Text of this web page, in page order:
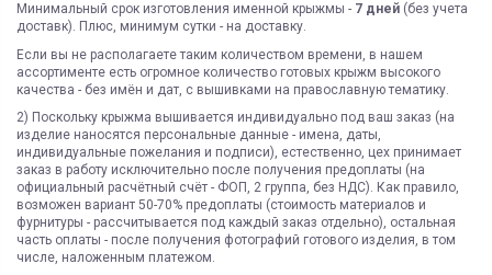
Минимальный срок изготовления именной крыжмы - 7 дней (без учета
доставк). Плюс, минимум сутки - на доставку.
Если вы не располагаете таким количеством времени, в нашем
ассортименте есть огромное количество готовых крыжм высокого
качества - без имён и дат, с вышивками на православную тематику.
2) Поскольку крыжма вышивается индивидуально под ваш заказ (на
изделие наносятся персональные данные - имена, даты,
индивидуальные пожелания и подписи), естественно, цех принимает
заказ в работу исключительно после получения предоплаты (на
официальный расчётный счёт - ФОП, 2 группа, без НДС). Как правило,
возможен вариант 50-70% предоплаты (стоимость материалов и
фурнитуры - рассчитывается под каждый заказ отдельно), остальная
часть оплаты - после получения фотографий готового изделия, в том
числе, наложенным платежом.